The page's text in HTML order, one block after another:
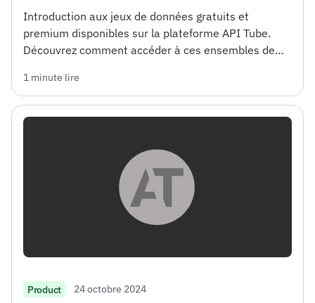
Introduction aux jeux de données gratuits et
premium disponibles sur la plateforme API Tube.
Découvrez comment accéder à ces ensembles de
1 minute lire
Product 24 octobre 2024